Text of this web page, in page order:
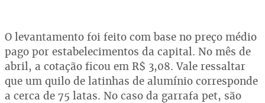
O levantamento foi feito com base no preço médio
pago por estabelecimentos da capital. No mês de
abril, a cotação ficou em R$ 3,08. Vale ressaltar
que um quilo de latinhas de alumínio corresponde
a cerca de 75 latas. No caso da garrafa pet, são